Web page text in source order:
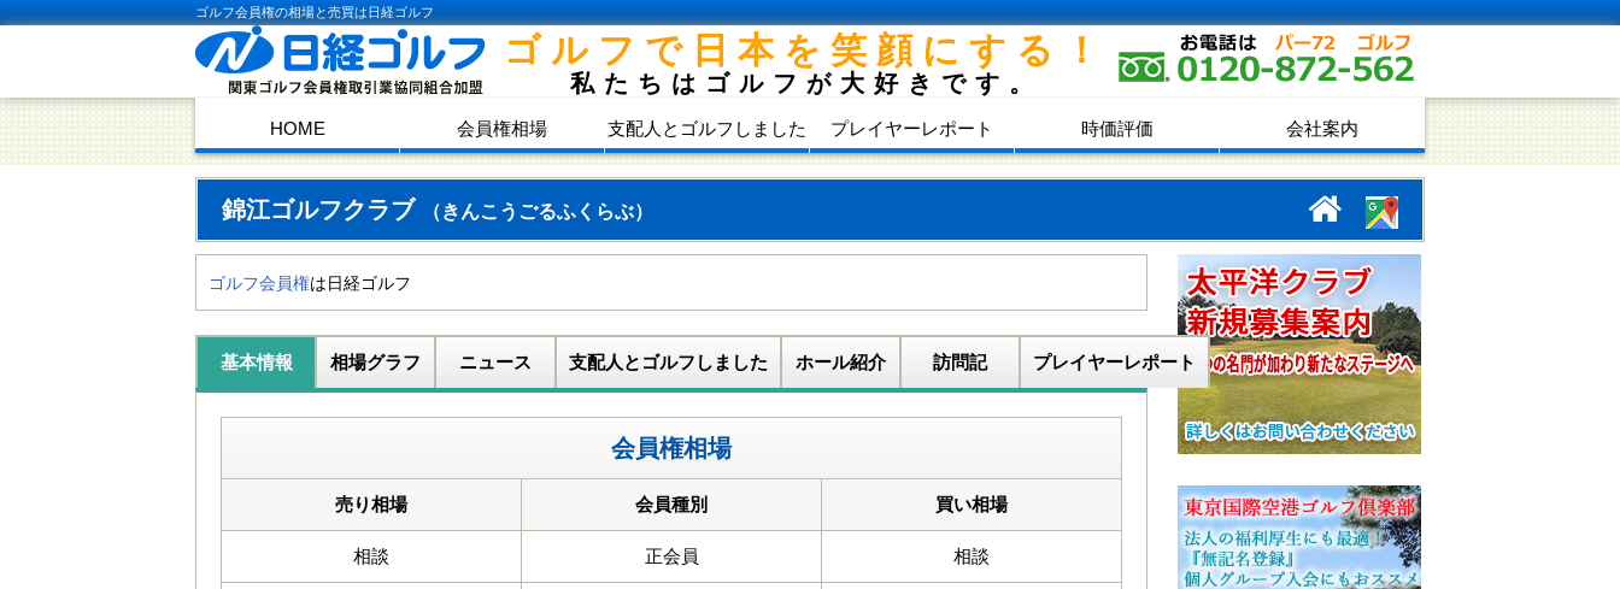
ゴルフ会員権の相場と売買は日経ゴルフ
ゴルフで日本を笑顔にする！
私たちはゴルフが大好きです。
HOME 会員権相場 支配人とゴルフしました プレイヤーレポート 時価評価 会社案内
錦江ゴルフクラブ （きんこうごるふくらぶ）
ゴルフ会員権は日経ゴルフ
基本情報 相場グラフ ニュース 支配人とゴルフしました ホール紹介 訪問記 プレイヤーレポート
会員権相場
売り相場 会員種別 買い相場
相談 正会員 相談